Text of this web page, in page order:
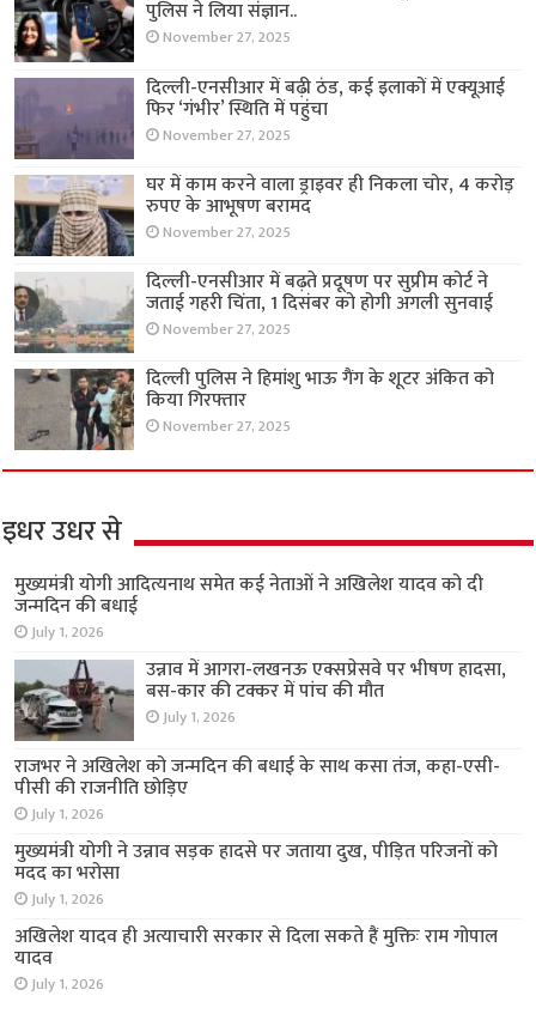
पुलिस ने लिया संज्ञान..
November 27, 2025
दिल्ली-एनसीआर में बढ़ी ठंड, कई इलाकों में एक्यूआई
फिर ‘गंभीर’ स्थिति में पहुंचा
November 27, 2025
घर में काम करने वाला ड्राइवर ही निकला चोर, 4 करोड़
रुपए के आभूषण बरामद
November 27, 2025
दिल्ली-एनसीआर में बढ़ते प्रदूषण पर सुप्रीम कोर्ट ने
जताई गहरी चिंता, 1 दिसंबर को होगी अगली सुनवाई
November 27, 2025
दिल्ली पुलिस ने हिमांशु भाऊ गैंग के शूटर अंकित को
किया गिरफ्तार
November 27, 2025
इधर उधर से
मुख्यमंत्री योगी आदित्यनाथ समेत कई नेताओं ने अखिलेश यादव को दी
जन्मदिन की बधाई
July 1, 2026
उन्नाव में आगरा-लखनऊ एक्सप्रेसवे पर भीषण हादसा,
बस-कार की टक्कर में पांच की मौत
July 1, 2026
राजभर ने अखिलेश को जन्मदिन की बधाई के साथ कसा तंज, कहा-एसी-
पीसी की राजनीति छोड़िए
July 1, 2026
मुख्यमंत्री योगी ने उन्नाव सड़क हादसे पर जताया दुख, पीड़ित परिजनों को
मदद का भरोसा
July 1, 2026
अखिलेश यादव ही अत्याचारी सरकार से दिला सकते हैं मुक्तिः राम गोपाल
यादव
July 1, 2026